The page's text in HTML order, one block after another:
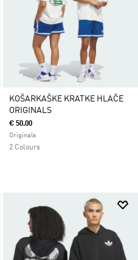
KOŠARKAŠKE KRATKE HLAČE
ORIGINALS
€ 50.00
Originals
2 Colours